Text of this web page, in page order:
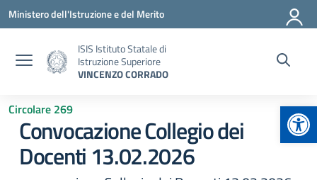
Vai ai contenuti
Vai al menu di navigazione
Vai al footer
Ministero dell'Istruzione e del Merito
ISIS Istituto Statale di
Istruzione Superiore
VINCENZO CORRADO
Circolare 269
Convocazione Collegio dei
Docenti 13.02.2026